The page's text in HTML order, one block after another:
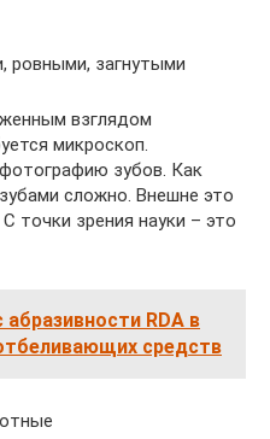
ровными, загнутыми
взглядом
микроскоп.
зубов. Как
сложно. Внешне это
точки зрения науки – это
абразивности RDA в
средств